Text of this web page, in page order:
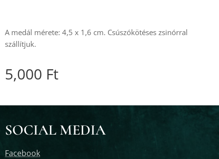
A medál mérete: 4,5 x 1,6 cm. Csúszókötéses zsinórral
szállítjuk.
5,000 Ft
SOCIAL MEDIA
Facebook